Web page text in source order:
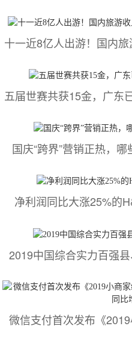
十一近8亿人出游！国内
五届世赛共获15金，广东
国庆“跨界”营销正热，
净利润同比大涨25%的
2019中国综合实力百强
微信支付首次发布《